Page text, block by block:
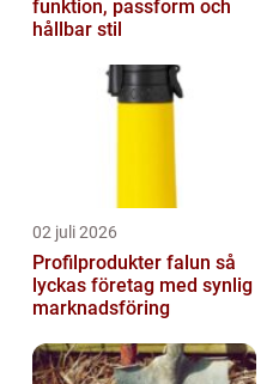
funktion, passform och
hållbar stil
02 juli 2026
Profilprodukter falun så
lyckas företag med synlig
marknadsföring